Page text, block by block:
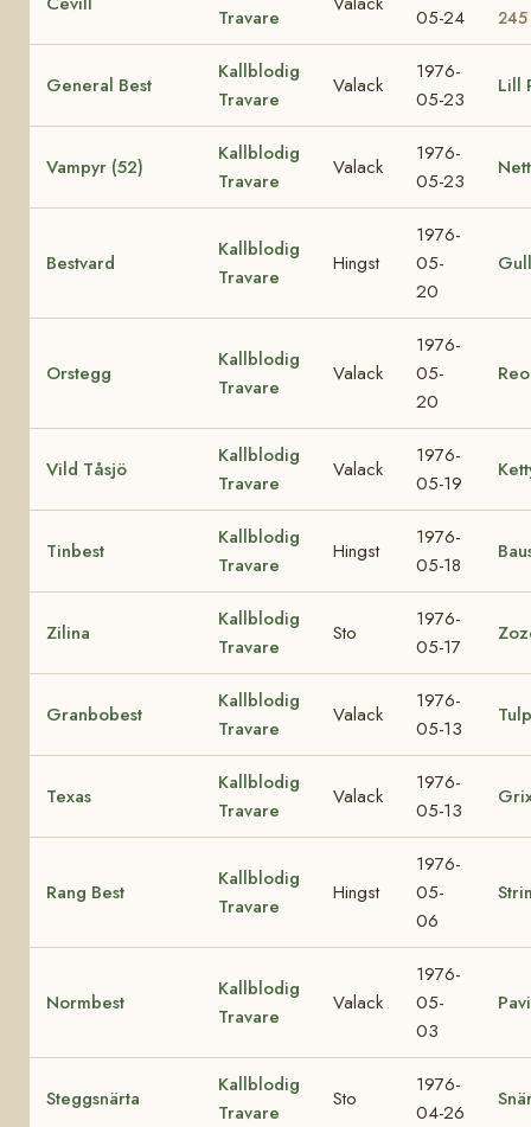
Travare
05-24
245
General Best
Kallblodig
Travare
Valack
1976-
05-23
Lill
Vampyr (52)
Kallblodig
Travare
Valack
1976-
05-23
Bestvard
Kallblodig
Travare
Hingst
1976-
05-
20
Orstegg
Kallblodig
Travare
Valack
1976-
05-
20
Vild Tåsjö
Kallblodig
Travare
Valack
1976-
05-19
Tinbest
Kallblodig
Travare
Hingst
1976-
05-18
Zilina
Kallblodig
Travare
Sto
1976-
05-17
Granbobest
Kallblodig
Travare
Valack
1976-
05-13
Texas
Kallblodig
Travare
Valack
1976-
05-13
Rang Best
Kallblodig
Travare
Hingst
1976-
05-
06
Normbest
Kallblodig
Travare
Valack
1976-
05-
03
Steggsnärta
Kallblodig
Travare
Sto
1976-
04-26